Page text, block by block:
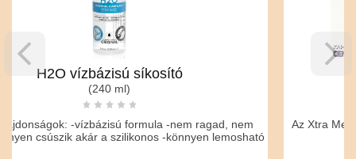
síkosító
formula -nem ragad, nem
a szilikonos -könnyen lemosható
Az Xtra Men egy